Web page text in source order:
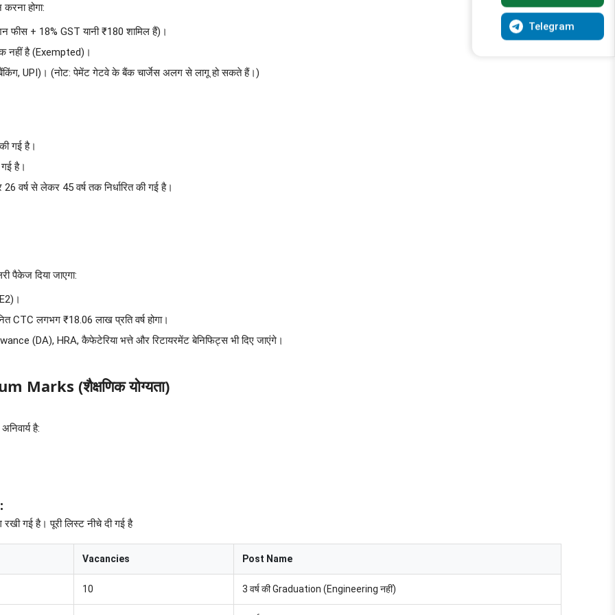
होगा:
+ 18% GST यानी ₹180 शामिल हैं)।
नहीं है (Exempted)।
UPI)। (नोट: पेमेंट गेटवे के बैंक चार्जेस अलग से लागू हो सकते हैं।)
गई है।
है।
से लेकर 45 वर्ष तक निर्धारित की गई है।
पैकेज दिया जाएगा:
CTC लगभग ₹18.06 लाख प्रति वर्ष होगा।
(DA), HRA, कैफेटेरिया भत्ते और रिटायरमेंट बेनिफिट्स भी दिए जाएंगे।
(शैक्षणिक योग्यता)
है:
गई है। पूरी लिस्ट नीचे दी गई है
Vacancies Post Name
10 3 वर्ष की Graduation (Engineering नहीं)
Telegram